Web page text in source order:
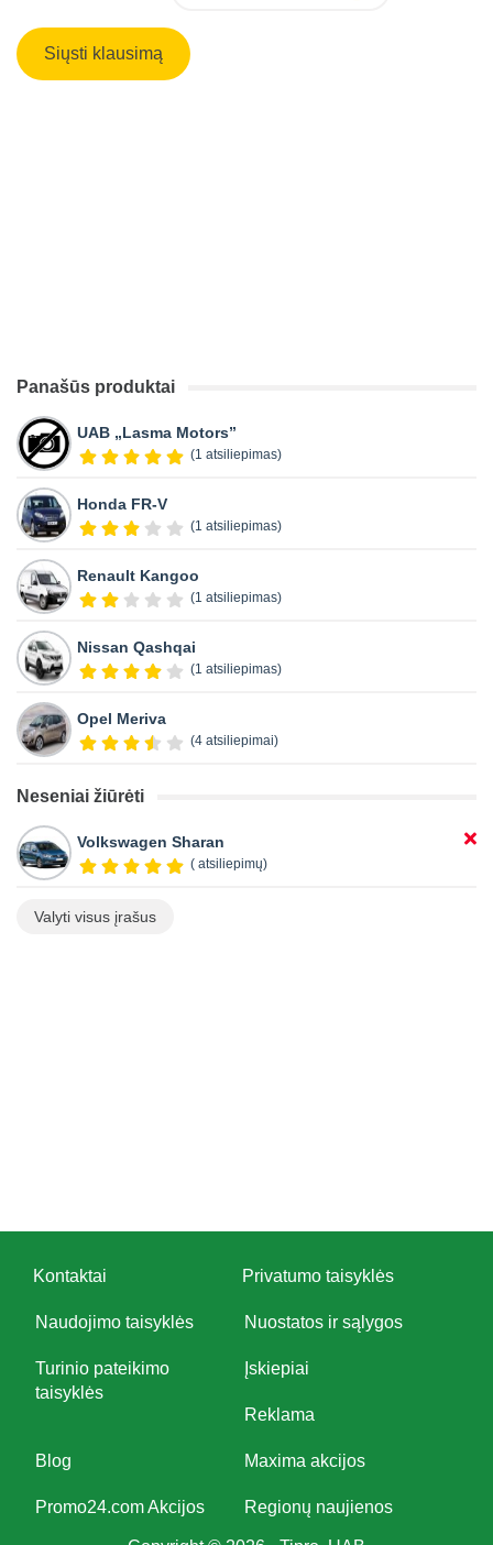
Panašūs produktai
UAB „Lasma Motors”
(1 atsiliepimas)
Honda FR-V
(1 atsiliepimas)
Renault Kangoo
(1 atsiliepimas)
Nissan Qashqai
(1 atsiliepimas)
Opel Meriva
(4 atsiliepimai)
Neseniai žiūrėti
Volkswagen Sharan
( atsiliepimų)
Valyti visus įrašus
Kontaktai Privatumo taisyklės
Naudojimo taisyklės Nuostatos ir sąlygos
Turinio pateikimo
taisyklės
Įskiepiai
Reklama
Blog Maxima akcijos
Promo24.com Akcijos Regionų naujienos